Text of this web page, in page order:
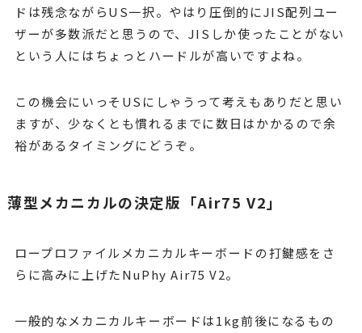
ドは残念ながらUS一択。やはり圧倒的にJIS配列ユー
ザーが多数派だと思うので、JISしか使ったことがない
という人にはちょっとハードルが高いですよね。
この機会にいっそUSにしゃうって考えもありだと思い
ますが、少なくとも慣れるまでに数日はかかるので余
裕があるタイミングにどうぞ。
薄型メカニカルの決定版「Air75 V2」
ロープロファイルメカニカルキーボードの打鍵感をさ
らに高みに上げたNuPhy Air75 V2。
一般的なメカニカルキーボードは1kg前後になるもの